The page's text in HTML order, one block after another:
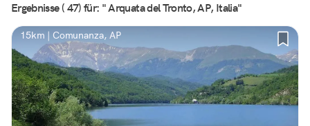
Ergebnisse ( 47) für: " Arquata del Tronto, AP, Italia"
15km | Comunanza, AP